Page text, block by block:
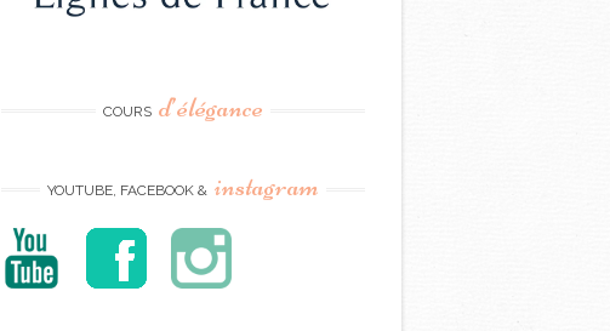
COURS d’élégance
YOUTUBE, FACEBOOK & instagram